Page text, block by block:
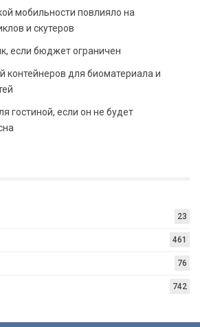
мобильности повлияло на
и скутеров
если бюджет ограничен
контейнеров для биоматериала и
гостиной, если он не будет
23
461
76
742